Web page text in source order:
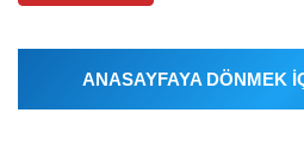
ANASAYFAYA DÖNMEK